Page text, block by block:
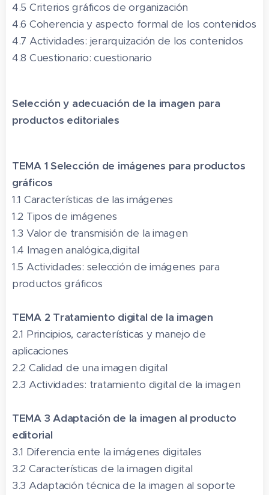
4.5 Criterios gráficos de organización
4.6 Coherencia y aspecto formal de los contenidos
4.7 Actividades: jerarquización de los contenidos
4.8 Cuestionario: cuestionario
Selección y adecuación de la imagen para
productos editoriales
TEMA 1 Selección de imágenes para productos
gráficos
1.1 Características de las imágenes
1.2 Tipos de imágenes
1.3 Valor de transmisión de la imagen
1.4 Imagen analógica,digital
1.5 Actividades: selección de imágenes para
productos gráficos
TEMA 2 Tratamiento digital de la imagen
2.1 Principios, características y manejo de
aplicaciones
2.2 Calidad de una imagen digital
2.3 Actividades: tratamiento digital de la imagen
TEMA 3 Adaptación de la imagen al producto
editorial
3.1 Diferencia ente la imágenes digitales
3.2 Características de la imagen digital
3.3 Adaptación técnica de la imagen al soporte